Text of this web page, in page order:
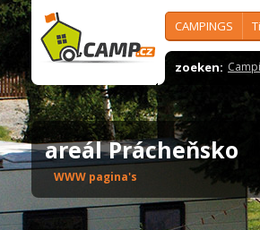
CAMPINGS
zoeken:
areál Prácheňsko
WWW pagina's